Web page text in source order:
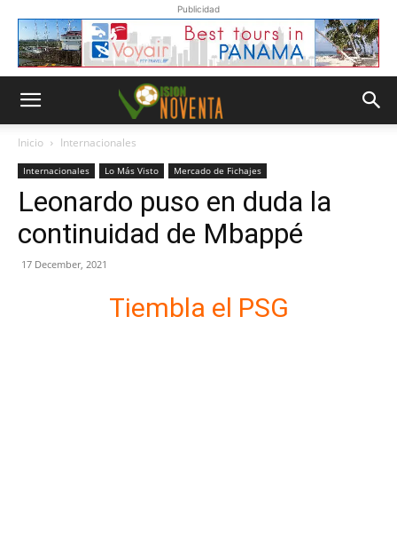
Publicidad
Inicio Internacionales
Internacionales Lo Más Visto Mercado de Fichajes
Leonardo puso en duda la
continuidad de Mbappé
17 December, 2021
Tiembla el PSG